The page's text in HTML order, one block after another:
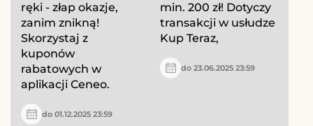
ręki - złap okazje,
zanim znikną!
Skorzystaj z
kuponów
rabatowych w
aplikacji Ceneo.
do 01.12.2025 23:59
min. 200 zł! Dotyczy
transakcji w usłudze
Kup Teraz,
do 23.06.2025 23:59